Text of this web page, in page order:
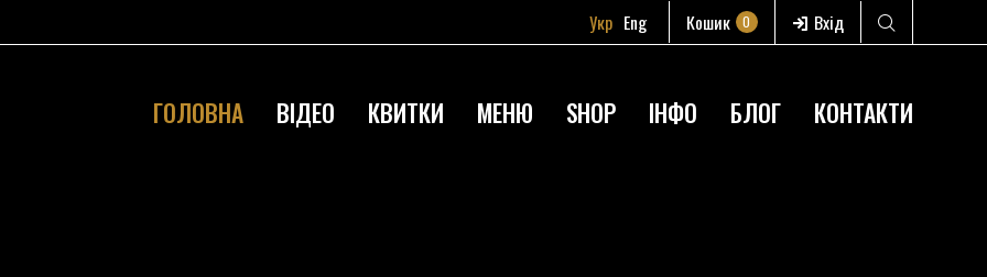
Укр Eng Кошик 0 Вхід
ГОЛОВНА ВІДЕО КВИТКИ МЕНЮ SHOP ІНФО БЛОГ КОНТАКТИ